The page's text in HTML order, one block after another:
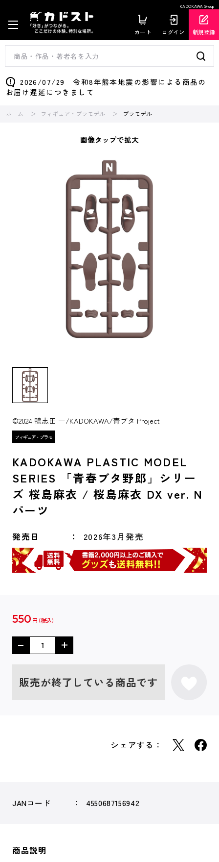
KADOKAWA Group
カート ログイン 新規登録
2026/07/29 令和8年熊本地震の影響による商品の
お届け遅延につきまして
ホーム フィギュア・プラモデル プラモデル
画像タップで拡大
©2024 鴨志田 一/KADOKAWA/青ブタ Project
KADOKAWA PLASTIC MODEL
SERIES 「青春ブタ野郎」シリー
ズ 桜島麻衣 / 桜島麻衣 DX ver. N
パーツ
発売日 2026年3月発売
550 円
販売が終了している商品です
シェアする：
JANコード 4550687156942
商品説明